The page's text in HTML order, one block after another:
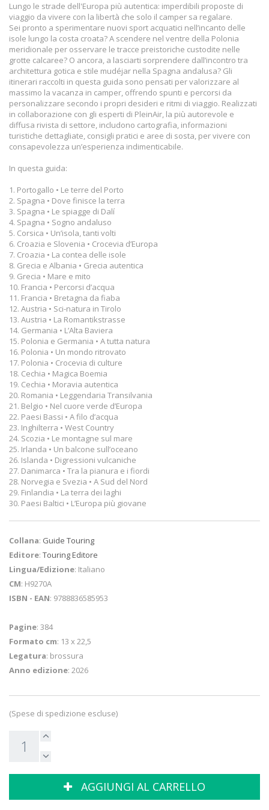
Lungo le strade dell'Europa più autentica: imperdibili proposte di
viaggio da vivere con la libertà che solo il camper sa regalare.
Sei pronto a sperimentare nuovi sport acquatici nell’incanto delle
isole lungo la costa croata? A scendere nel ventre della Polonia
meridionale per osservare le tracce preistoriche custodite nelle
grotte calcaree? O ancora, a lasciarti sorprendere dall’incontro tra
architettura gotica e stile mudéjar nella Spagna andalusa? Gli
itinerari raccolti in questa guida sono pensati per valorizzare al
massimo la vacanza in camper, offrendo spunti e percorsi da
personalizzare secondo i propri desideri e ritmi di viaggio. Realizzati
in collaborazione con gli esperti di PleinAir, la più autorevole e
diffusa rivista di settore, includono cartografia, informazioni
turistiche dettagliate, consigli pratici e aree di sosta, per vivere con
consapevolezza un’esperienza indimenticabile.
In questa guida:
1. Portogallo • Le terre del Porto
2. Spagna • Dove finisce la terra
3. Spagna • Le spiagge di Dalí
4. Spagna • Sogno andaluso
5. Corsica • Un’isola, tanti volti
6. Croazia e Slovenia • Crocevia d’Europa
7. Croazia • La contea delle isole
8. Grecia e Albania • Grecia autentica
9. Grecia • Mare e mito
10. Francia • Percorsi d’acqua
11. Francia • Bretagna da fiaba
12. Austria • Sci-natura in Tirolo
13. Austria • La Romantikstrasse
14. Germania • L’Alta Baviera
15. Polonia e Germania • A tutta natura
16. Polonia • Un mondo ritrovato
17. Polonia • Crocevia di culture
18. Cechia • Magica Boemia
19. Cechia • Moravia autentica
20. Romania • Leggendaria Transilvania
21. Belgio • Nel cuore verde d’Europa
22. Paesi Bassi • A filo d’acqua
23. Inghilterra • West Country
24. Scozia • Le montagne sul mare
25. Irlanda • Un balcone sull’oceano
26. Islanda • Digressioni vulcaniche
27. Danimarca • Tra la pianura e i fiordi
28. Norvegia e Svezia • A Sud del Nord
29. Finlandia • La terra dei laghi
30. Paesi Baltici • L’Europa più giovane
Collana: Guide Touring
Editore: Touring Editore
Lingua/Edizione: Italiano
CM: H9270A
ISBN - EAN: 9788836585953
Pagine: 384
Formato cm: 13 x 22,5
Legatura: brossura
Anno edizione: 2026
(Spese di spedizione escluse)
AGGIUNGI AL CARRELLO